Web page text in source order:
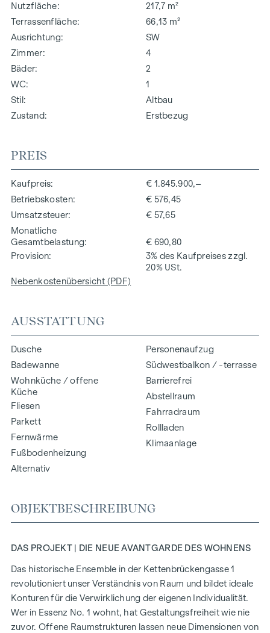
Nutzfläche
217,7 m²
Terrassenfläche
66,13 m²
Ausrichtung
SW
Zimmer
4
Bäder
2
WC
1
Stil
Altbau
Zustand
Erstbezug
PREIS
Kaufpreis
€ 1.845.900,–
Betriebskosten
€ 576,45
Umsatzsteuer
€ 57,65
Monatliche
Gesamtbelastung
€ 690,80
Provision
3% des Kaufpreises zzgl.
20% USt.
Nebenkostenübersicht (PDF)
AUSSTATTUNG
Dusche
Badewanne
Wohnküche / offene
Küche
Fliesen
Parkett
Fernwärme
Fußbodenheizung
Alternativ
Personenaufzug
Südwestbalkon / -terrasse
Barrierefrei
Abstellraum
Fahrradraum
Rollladen
Klimaanlage
OBJEKTBESCHREIBUNG
DAS PROJEKT | DIE NEUE AVANTGARDE DES WOHNENS
Das historische Ensemble in der Kettenbrückengasse 1
revolutioniert unser Verständnis von Raum und bildet ideale
Konturen für die Verwirklichung der eigenen Individualität.
Wer in Essenz No. 1 wohnt, hat Gestaltungsfreiheit wie nie
zuvor. Offene Raumstrukturen lassen neue Dimensionen von